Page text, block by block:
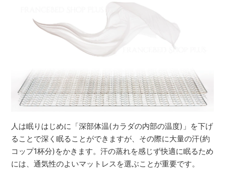
人は眠りはじめに「深部体温(カラダの内部の温度)」を下げ
ることで深く眠ることができますが、その際に大量の汗(約
コップ1杯分)をかきます。汗の蒸れを感じず快適に眠るため
には、通気性のよいマットレスを選ぶことが重要です。